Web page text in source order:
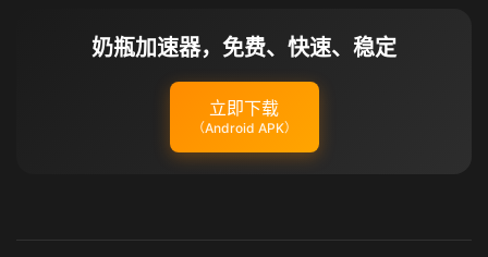
奶瓶加速器，免费、快速、稳定
立即下载
（Android APK）